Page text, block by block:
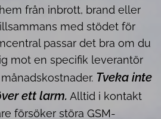
från inbrott, brand eller
med stödet för
passar det bra om du
mot en specifik leverantör
Tveka inte
ett larm. Alltid i kontakt
försöker störa GSM-